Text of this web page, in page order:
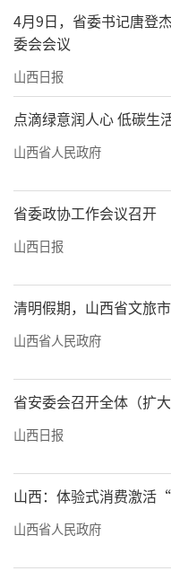
似城市的便利，又
居。
2025年，我省
设，打造了359个
垃圾收运处置体系
改善。在临汾，沿
乡融合示范带里，
旅融合项目，还有
乡共生”的良性循
我省持续加强
风、良好家风、淳
文明程度，提升基
满活力又和谐有序
村委会主任邀请来
家、社会学家与村
规划，既保留村落
4月9日，省委书记唐登
委会会议
山西日报
点滴绿意润人心 低碳生
山西省人民政府
省委政协工作会议召开
山西日报
清明假期，山西省文旅
山西省人民政府
省安委会召开全体（扩
山西日报
山西：体验式消费激活
山西省人民政府